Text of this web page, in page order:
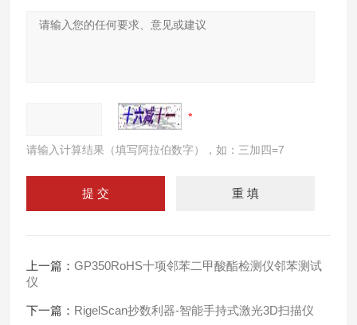
请输入计算结果（填写阿拉伯数字），如：三加四=7
上一篇：GP350RoHS十项邻苯二甲酸酯检测仪邻苯测试
仪
下一篇： RigelScan抄数利器-智能手持式激光3D扫描仪